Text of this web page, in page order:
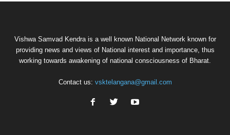
Vishwa Samvad Kendra is a well known National Network known for
providing news and views of National interest and importance, thus
working towards awakening of national consciousness of Bharat.
Contact us: vsktelangana@gmail.com